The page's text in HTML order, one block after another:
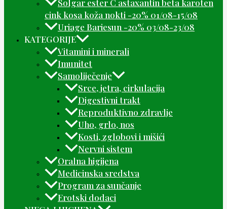
Solgar ester C astaxantin beta karoten
cink kosa koža nokti -20% 01/08-15/08
Uriage Bariesun -20% 03/08-23/08
KATEGORIJE
Vitamini i minerali
Imunitet
Samoliječenje
Srce, jetra, cirkulacija
Digestivni trakt
Reproduktivno zdravlje
Uho, grlo, nos
Kosti, zglobovi i mišići
Nervni sistem
Oralna higijena
Medicinska sredstva
Program za sunčanje
Erotski dodaci